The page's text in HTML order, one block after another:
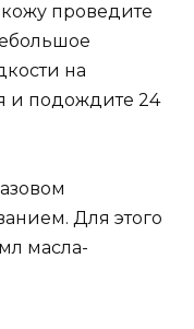
проведите
на
и подождите 24
Для этого
масла-